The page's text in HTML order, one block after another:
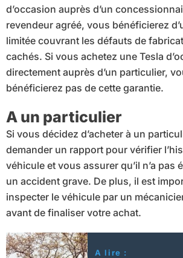
d’occasion auprès d’un
revendeur agréé, vous bénéficierez
limitée couvrant les défauts de
cachés. Si vous achetez une Tesla
directement auprès d’un particulier,
bénéficierez pas de cette garantie.
A un particulier
Si vous décidez d’acheter à un
demander un rapport pour vérifier
véhicule et vous assurer qu’il n’a pas
un accident grave. De plus, il est
inspecter le véhicule par un
avant de finaliser votre achat.
A lire :